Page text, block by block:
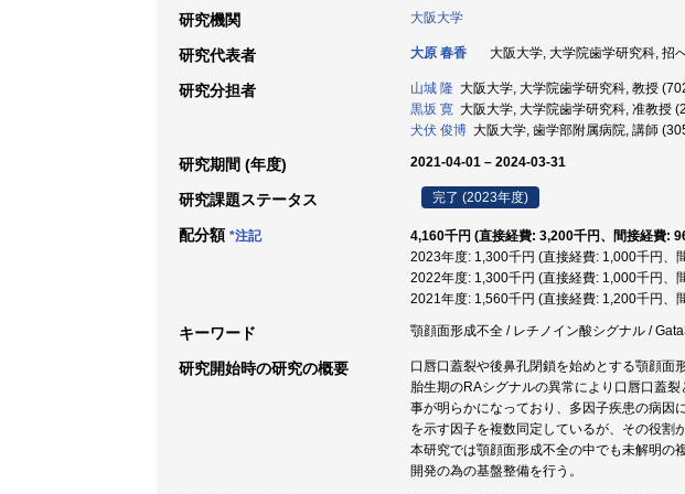
研究機関 大阪大学
研究代表者 大原 春香 大阪大学, 大学院歯学研究科, 招
研究分担者 山城 隆 大阪大学, 大学院歯学研究科, 教授
黒坂 寛 大阪大学, 大学院歯学研究科, 准教授
犬伏 俊博 大阪大学, 歯学部附属病院, 講師
研究期間 (年度) 2021-04-01 – 2024-03-31
研究課題ステータス 完了 (2023年度)
配分額 *注記
4,160千円 (直接経費: 3,200千円、間接経費:
2023年度: 1,300千円 (直接経費: 1,000千円、
2022年度: 1,300千円 (直接経費: 1,000千円、
2021年度: 1,560千円 (直接経費: 1,200千円、
キーワード 顎顔面形成不全 / レチノイン酸シグナル /
研究開始時の研究の概要
口唇口蓋裂や後鼻孔閉鎖を始めとする顎顔面
胎生期のRAシグナルの異常により口唇口蓋
事が明らかになっており、多因子疾患の病因
を示す因子を複数同定しているが、その役割
本研究では顎顔面形成不全の中でも未解明の
開発の為の基盤整備を行う。